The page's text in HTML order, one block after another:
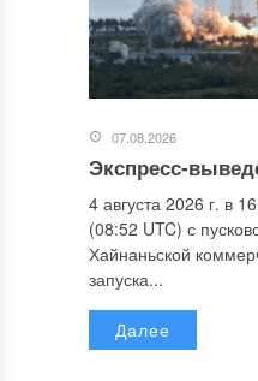
07.08.2026
Экспресс-
4 августа 2026 г. в
(08:52 UTC) с
Хайнаньской
запуска...
Далее